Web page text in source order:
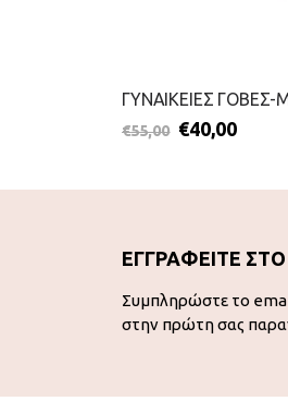
€55,00 €40,00
ΕΓΓΡΑΦΕΙΤΕ ΣΤΟ
Συμπληρώστε το
στην πρώτη σας